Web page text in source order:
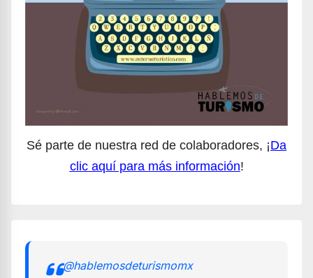
Sé parte de nuestra red de colaboradores, ¡Da
clic aquí para más información!
@hablemosdeturismomx